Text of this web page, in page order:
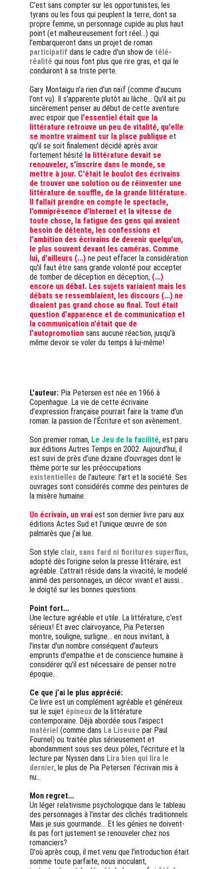
C'est sans compter sur les opportunistes, les
tyrans ou les fous qui peuplent la terre, dont sa
propre femme, un personnage cupide au plus haut
point (et malheureusement fort réel...) qui
l'embarqueront dans un projet de roman
participatif dans le cadre d'un show de télé-
réalité qui nous font plus que rire gras, et qui le
conduiront à sa triste perte.
Gary Montaigu n'a rien d'un naïf (comme d'aucuns
l'ont vu). Il s'apparente plutôt au lâche... Qu'il ait pu
sincèrement penser au début de cette aventure
avec espoir que l'essentiel était que la
littérature retrouve un peu de vitalité, qu'elle
se montre vraiment sur la place publique et
qu'il se soit finalement décidé après avoir
fortement hésité la littérature devait se
renouveler, s'inscrire dans le monde, se
mettre à jour. C'était le boulot des écrivains
de trouver une solution ou de réinventer une
littérature de souffle, de la grande littérature.
Il fallait prendre en compte le spectacle,
l'omniprésence d'Internet et la vitesse de
toute chose, la fatigue des gens qui avaient
besoin de détente, les confessions et
l'ambition des écrivains de devenir quelqu'un,
le plus souvent devant les caméras. Comme
lui, d'ailleurs (...) ne peut effacer la considération
qu'il faut être sans grande volonté pour accepter
de tomber de déception en déception, (...)
encore un débat. Les sujets variaient mais les
débats se ressemblaient, les discours (...) ne
disaient pas grand chose au final. Tout était
question d'apparence et de communication et
la communication n'était que de
l'autopromotion sans aucune réaction, jusqu'à
même devoir se voler du temps à lui-même!
L'auteur: Pia Petersen est née en 1966 à
Copenhague. La vie de cette écrivaine
d’expression française pourrait faire la trame d’un
roman: la passion de l’Écriture et son avènement..
Son premier roman, Le Jeu de la facilité, est paru
aux éditions Autres Temps en 2002. Aujourd’hui, il
est suivi de près d’une dizaine d’ouvrages dont le
thème porte sur les préoccupations
existentielles de l'auteure: l’art et la société. Ses
ouvrages sont considérés comme des peintures de
la misère humaine.
Un écrivain, un vrai est son dernier livre paru aux
éditions Actes Sud et l’unique œuvre de son
palmarès que j’ai lue.
Son style clair, sans fard ni fioritures superflus,
adopté dès l’origine selon la presse littéraire, est
agréable. L’attrait réside dans la vivacité, le modelé
animé des personnages, un décor vivant et aussi...
le doigté sur les bonnes questions.
Point fort...
Une lecture agréable et utile. La littérature, c'est
sérieux! Et avec clairvoyance, Pia Petersen
montre, souligne, surligne... en nous invitant, à
l'instar d'un nombre conséquent d'auteurs
emprunts d'empathie et de conscience humaine à
considérer qu'il est nécessaire de penser notre
époque...
Ce que j’ai le plus apprécié:
Ce livre est un complément agréable et généreux
sur le sujet épineux de la littérature
contemporaine. Déjà abordée sous l'aspect
matériel (comme dans La Liseuse par Paul
Fournel) ou traitée plus sérieusement et
abondamment sous ses deux pôles, l'écriture et la
lecture par Nyssen dans Lira bien qui lira le
dernier, le plus de Pia Petersen: l'écrivain mis à
nu...
Mon regret...
Un léger relativisme psychologique dans le tableau
des personnages à l'instar des clichés traditionnels.
Mais je suis gourmande... Et les génies ne doivent-
ils pas fort justement se renouveler chez nos
romanciers?
D'où après coup, il met venu que l'introduction était
somme toute parfaite, nous inoculant,